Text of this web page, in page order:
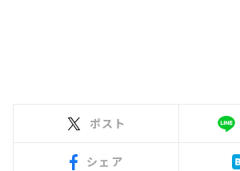
ポスト
シェア